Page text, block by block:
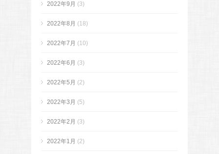
2022年9月 (3)
2022年8月 (18)
2022年7月 (10)
2022年6月 (3)
2022年5月 (2)
2022年3月 (5)
2022年2月 (3)
2022年1月 (2)